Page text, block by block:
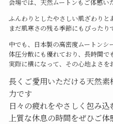
会場では、天然ムートンもご体感い
ふんわりとしたやさしい肌ざわりと
まだ肌寒さの残る季節にもぴったり
中でも、日本製の高密度ムートンシ
体圧分散にも優れており、長時間
実際に横になって、その心地よさを
長くご愛用いただける天然
力です
日々の疲れをやさしく包み込
上質な休息の時間をぜひご体